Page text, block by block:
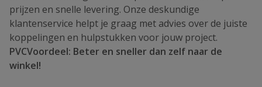
prijzen en snelle levering. Onze deskundige
klantenservice helpt je graag met advies over de juiste
koppelingen en hulpstukken voor jouw project.
PVCVoordeel: Beter en sneller dan zelf naar de
winkel!